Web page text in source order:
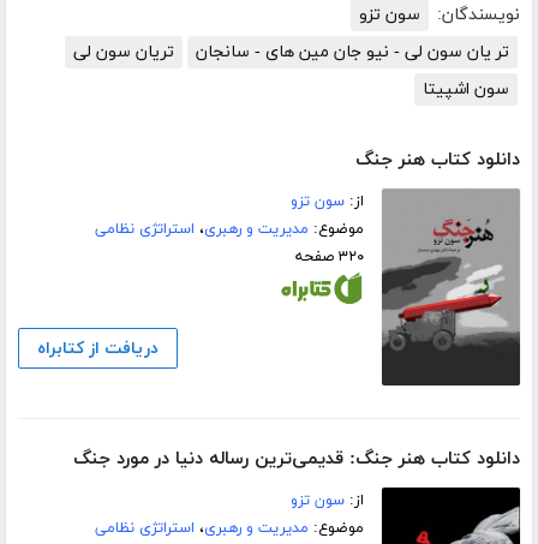
نویسندگان:
سون تزو
تر یان سون لی - نیو جان مین های - سانجان
تریان سون لی
سون اشپیتا
دانلود کتاب هنر جنگ
از:سون تزو
موضوع: مدیریت و رهبری، استراتژی نظامی
۳۲۰ صفحه
دریافت از کتابراه
دانلود کتاب هنر جنگ: قدیمی‌ترین رساله دنیا در مورد جنگ
از:سون تزو
موضوع: مدیریت و رهبری، استراتژی نظامی